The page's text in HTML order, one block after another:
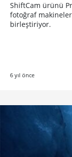
ShiftCam ürünü
fotoğraf
birleştiriyor.
6 yıl önce